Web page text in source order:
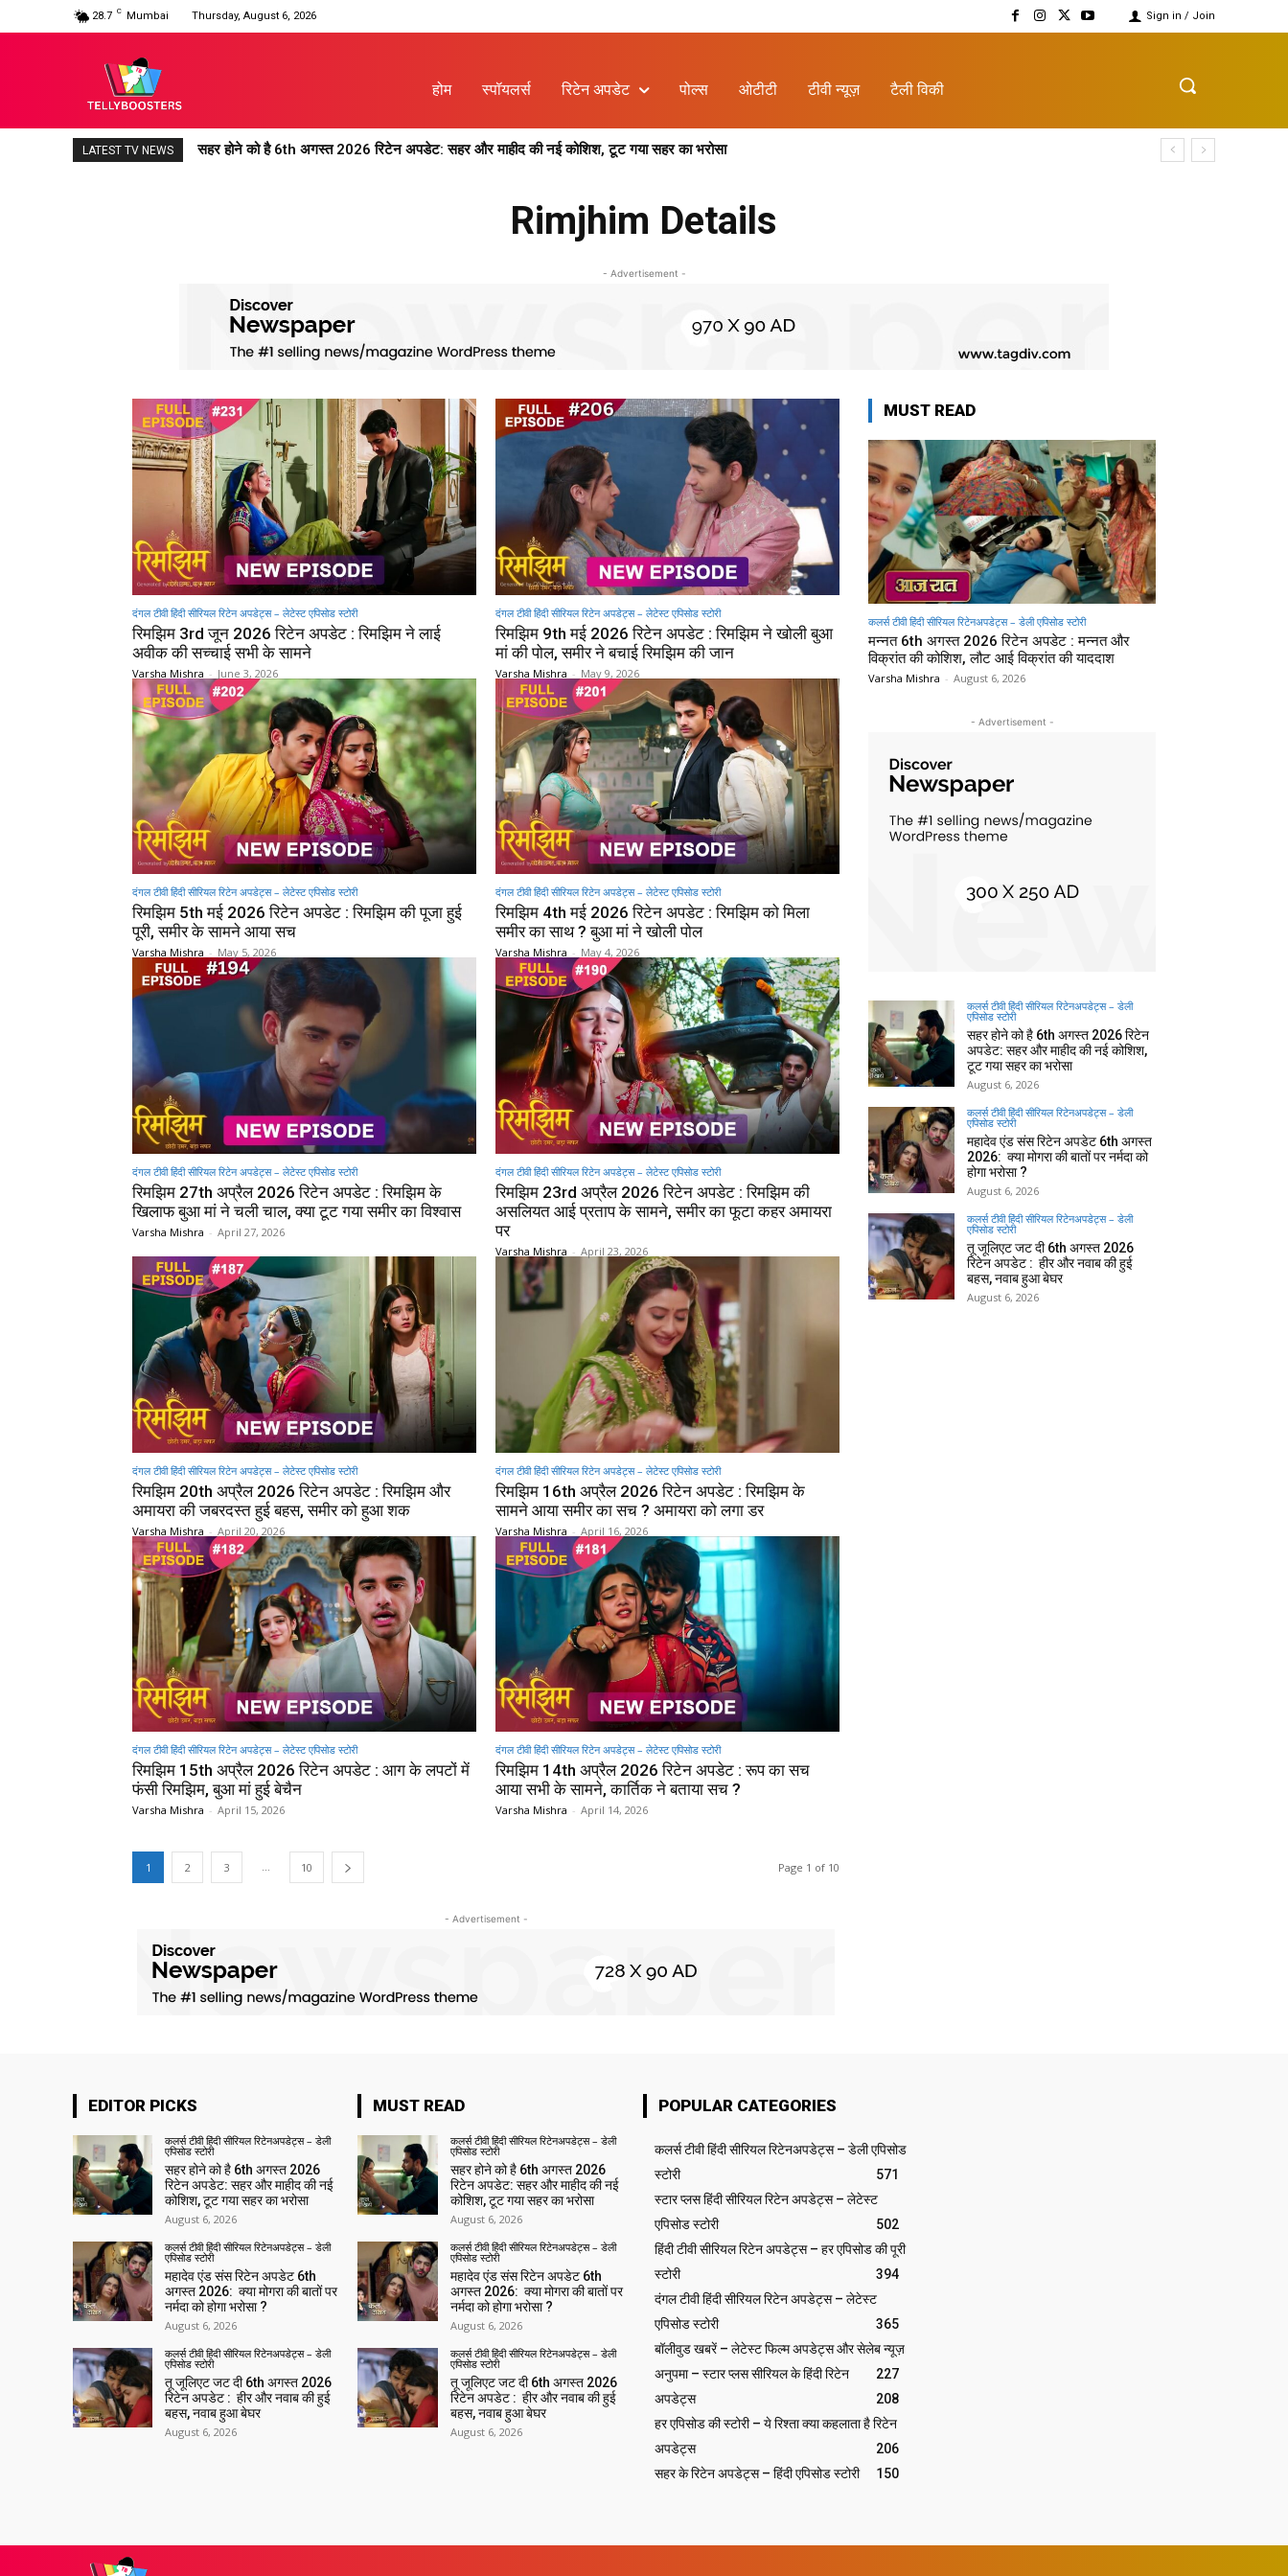
28.7 C Mumbai Thursday, August 6, 2026 Sign in / Join
होम स्पॉयलर्स रिटेन अपडेट पोल्स ओटीटी टीवी न्यूज़ टैली विकी
LATEST TV NEWS सहर होने को है 6th अगस्त 2026 रिटेन अपडेट: सहर और माहीद की नई कोशिश, टूट गया सहर का भरोसा
महादेव एंड संस रिटेन अपडेट 6th अगस्त 2026: क्या मोगरा की बातों पर नर्मदा को होगा भरोसा ?
Rimjhim Details
- Advertisement -
दंगल टीवी हिंदी सीरियल रिटेन अपडेट्स – लेटेस्ट एपिसोड स्टोरी
रिमझिम 3rd जून 2026 रिटेन अपडेट : रिमझिम ने लाई
अवीक की सच्चाई सभी के सामने
Varsha Mishra - June 3, 2026
दंगल टीवी हिंदी सीरियल रिटेन अपडेट्स – लेटेस्ट एपिसोड स्टोरी
रिमझिम 9th मई 2026 रिटेन अपडेट : रिमझिम ने खोली बुआ
मां की पोल, समीर ने बचाई रिमझिम की जान
Varsha Mishra - May 9, 2026
दंगल टीवी हिंदी सीरियल रिटेन अपडेट्स – लेटेस्ट एपिसोड स्टोरी
रिमझिम 5th मई 2026 रिटेन अपडेट : रिमझिम की पूजा हुई
पूरी, समीर के सामने आया सच
Varsha Mishra - May 5, 2026
दंगल टीवी हिंदी सीरियल रिटेन अपडेट्स – लेटेस्ट एपिसोड स्टोरी
रिमझिम 4th मई 2026 रिटेन अपडेट : रिमझिम को मिला
समीर का साथ ? बुआ मां ने खोली पोल
Varsha Mishra - May 4, 2026
दंगल टीवी हिंदी सीरियल रिटेन अपडेट्स – लेटेस्ट एपिसोड स्टोरी
रिमझिम 27th अप्रैल 2026 रिटेन अपडेट : रिमझिम के
खिलाफ बुआ मां ने चली चाल, क्या टूट गया समीर का विश्वास
Varsha Mishra - April 27, 2026
दंगल टीवी हिंदी सीरियल रिटेन अपडेट्स – लेटेस्ट एपिसोड स्टोरी
रिमझिम 23rd अप्रैल 2026 रिटेन अपडेट : रिमझिम की
असलियत आई प्रताप के सामने, समीर का फूटा कहर अमायरा
पर
Varsha Mishra - April 23, 2026
दंगल टीवी हिंदी सीरियल रिटेन अपडेट्स – लेटेस्ट एपिसोड स्टोरी
रिमझिम 20th अप्रैल 2026 रिटेन अपडेट : रिमझिम और
अमायरा की जबरदस्त हुई बहस, समीर को हुआ शक
Varsha Mishra - April 20, 2026
दंगल टीवी हिंदी सीरियल रिटेन अपडेट्स – लेटेस्ट एपिसोड स्टोरी
रिमझिम 16th अप्रैल 2026 रिटेन अपडेट : रिमझिम के
सामने आया समीर का सच ? अमायरा को लगा डर
Varsha Mishra - April 16, 2026
दंगल टीवी हिंदी सीरियल रिटेन अपडेट्स – लेटेस्ट एपिसोड स्टोरी
रिमझिम 15th अप्रैल 2026 रिटेन अपडेट : आग के लपटों में
फंसी रिमझिम, बुआ मां हुई बेचैन
Varsha Mishra - April 15, 2026
दंगल टीवी हिंदी सीरियल रिटेन अपडेट्स – लेटेस्ट एपिसोड स्टोरी
रिमझिम 14th अप्रैल 2026 रिटेन अपडेट : रूप का सच
आया सभी के सामने, कार्तिक ने बताया सच ?
Varsha Mishra - April 14, 2026
1 2 3 ... 10 Page 1 of 10
- Advertisement -
MUST READ
कलर्स टीवी हिंदी सीरियल रिटेनअपडेट्स – डेली एपिसोड स्टोरी
मन्नत 6th अगस्त 2026 रिटेन अपडेट : मन्नत और
विक्रांत की कोशिश, लौट आई विक्रांत की याददाश
Varsha Mishra - August 6, 2026
- Advertisement -
कलर्स टीवी हिंदी सीरियल रिटेनअपडेट्स – डेली
एपिसोड स्टोरी
सहर होने को है 6th अगस्त 2026 रिटेन
अपडेट: सहर और माहीद की नई कोशिश,
टूट गया सहर का भरोसा
August 6, 2026
कलर्स टीवी हिंदी सीरियल रिटेनअपडेट्स – डेली
एपिसोड स्टोरी
महादेव एंड संस रिटेन अपडेट 6th अगस्त
2026: क्या मोगरा की बातों पर नर्मदा को
होगा भरोसा ?
August 6, 2026
कलर्स टीवी हिंदी सीरियल रिटेनअपडेट्स – डेली
एपिसोड स्टोरी
तू जूलिएट जट दी 6th अगस्त 2026
रिटेन अपडेट : हीर और नवाब की हुई
बहस, नवाब हुआ बेघर
August 6, 2026
EDITOR PICKS
कलर्स टीवी हिंदी सीरियल रिटेनअपडेट्स – डेली
एपिसोड स्टोरी
सहर होने को है 6th अगस्त 2026
रिटेन अपडेट: सहर और माहीद की नई
कोशिश, टूट गया सहर का भरोसा
August 6, 2026
कलर्स टीवी हिंदी सीरियल रिटेनअपडेट्स – डेली
एपिसोड स्टोरी
महादेव एंड संस रिटेन अपडेट 6th
अगस्त 2026: क्या मोगरा की बातों पर
नर्मदा को होगा भरोसा ?
August 6, 2026
कलर्स टीवी हिंदी सीरियल रिटेनअपडेट्स – डेली
एपिसोड स्टोरी
तू जूलिएट जट दी 6th अगस्त 2026
रिटेन अपडेट : हीर और नवाब की हुई
बहस, नवाब हुआ बेघर
August 6, 2026
MUST READ
कलर्स टीवी हिंदी सीरियल रिटेनअपडेट्स – डेली
एपिसोड स्टोरी
सहर होने को है 6th अगस्त 2026
रिटेन अपडेट: सहर और माहीद की नई
कोशिश, टूट गया सहर का भरोसा
August 6, 2026
कलर्स टीवी हिंदी सीरियल रिटेनअपडेट्स – डेली
एपिसोड स्टोरी
महादेव एंड संस रिटेन अपडेट 6th
अगस्त 2026: क्या मोगरा की बातों पर
नर्मदा को होगा भरोसा ?
August 6, 2026
कलर्स टीवी हिंदी सीरियल रिटेनअपडेट्स – डेली
एपिसोड स्टोरी
तू जूलिएट जट दी 6th अगस्त 2026
रिटेन अपडेट : हीर और नवाब की हुई
बहस, नवाब हुआ बेघर
August 6, 2026
POPULAR CATEGORIES
कलर्स टीवी हिंदी सीरियल रिटेनअपडेट्स – डेली एपिसोड
स्टोरी
571
स्टार प्लस हिंदी सीरियल रिटेन अपडेट्स – लेटेस्ट
एपिसोड स्टोरी
502
हिंदी टीवी सीरियल रिटेन अपडेट्स – हर एपिसोड की पूरी
स्टोरी
394
दंगल टीवी हिंदी सीरियल रिटेन अपडेट्स – लेटेस्ट
एपिसोड स्टोरी
365
बॉलीवुड खबरें – लेटेस्ट फिल्म अपडेट्स और सेलेब न्यूज़
227
अनुपमा – स्टार प्लस सीरियल के हिंदी रिटेन
अपडेट्स
208
हर एपिसोड की स्टोरी – ये रिश्ता क्या कहलाता है रिटेन
अपडेट्स
206
सहर के रिटेन अपडेट्स – हिंदी एपिसोड स्टोरी
150